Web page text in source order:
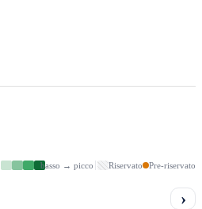
basso → picco Riservato Pre-riservato
›